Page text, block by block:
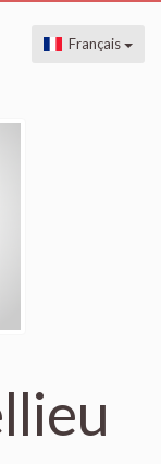
Français